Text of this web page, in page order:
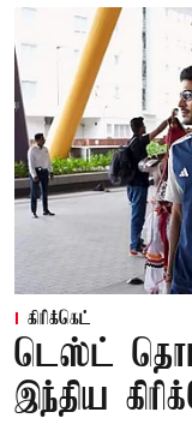
கிரிக்கெட்
டெஸ்ட்
இந்திய